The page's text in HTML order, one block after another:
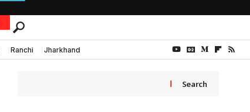
Ranchi Jharkhand
Search